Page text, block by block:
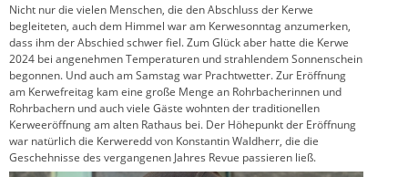
Nicht nur die vielen Menschen, die den Abschluss der Kerwe
begleiteten, auch dem Himmel war am Kerwesonntag anzumerken,
dass ihm der Abschied schwer fiel. Zum Glück aber hatte die Kerwe
2024 bei angenehmen Temperaturen und strahlendem Sonnenschein
begonnen. Und auch am Samstag war Prachtwetter. Zur Eröffnung
am Kerwefreitag kam eine große Menge an Rohrbacherinnen und
Rohrbachern und auch viele Gäste wohnten der traditionellen
Kerweeröffnung am alten Rathaus bei. Der Höhepunkt der Eröffnung
war natürlich die Kerweredd von Konstantin Waldherr, die die
Geschehnisse des vergangenen Jahres Revue passieren ließ.